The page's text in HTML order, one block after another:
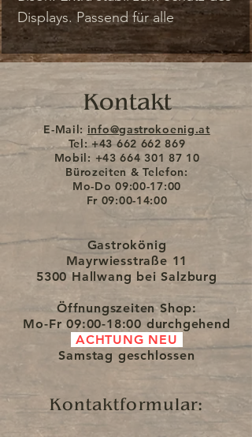
Displays. Passend für alle
gängigen Orderman-Modelle. Aus
einemäußerst stabilen und sehr
dicken Leder gefertigt, dennoch
geschmeidig und weich.
Natürlich mitGastrokönig-
Garantie. Lieferzeit ca. 1-2
Wochen.
Kontakt
E-Mail: info@gastrokoenig.at
Tel:+43 662 662 869
Mobil: +43 664 301 87 10
Bürozeiten & Telefon:
Mo-Do 09:00-17:00
Fr 09:00-14:00
Gastrokönig
Mayrwiesstraße 11
5300 Hallwang bei Salzburg
Öffnungszeiten Shop:
Mo-Fr 09:00-18:00 durchgehend
ACHTUNG NEU
Samstag geschlossen
Kontaktformular: